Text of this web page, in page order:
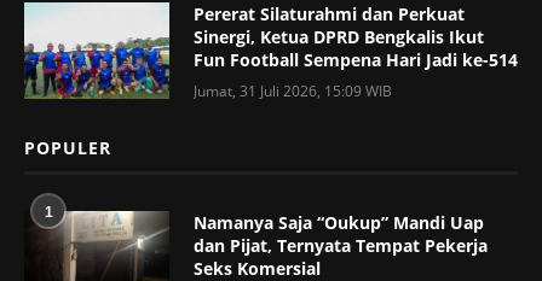
Pererat Silaturahmi dan Perkuat
Sinergi, Ketua DPRD Bengkalis Ikut
Fun Football Sempena Hari Jadi ke-514
Jumat, 31 Juli 2026, 15:09 WIB
POPULER
1
Namanya Saja “Oukup” Mandi Uap
dan Pijat, Ternyata Tempat Pekerja
Seks Komersial